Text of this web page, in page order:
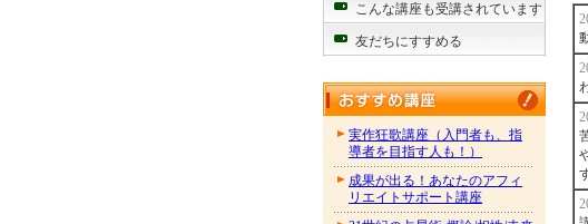
こんな講座も受講されています
友だちにすすめる
実作狂歌講座（入門者も、指
導者を目指す人も！）
成果が出る！あなたのアフィ
リエイトサポート講座